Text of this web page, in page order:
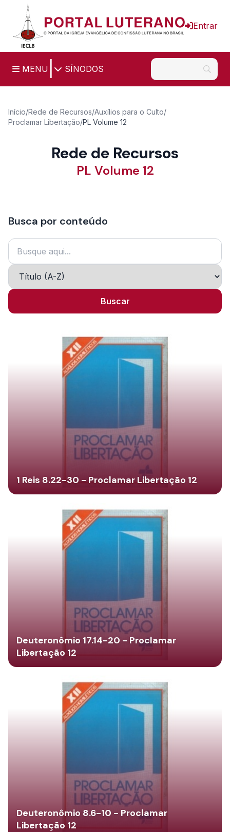
Ir para o conteúdo principal
Entrar
MENU SÍNODOS
Início/Rede de Recursos/Auxílios para o Culto/
Proclamar Libertação/PL Volume 12
Rede de Recursos
PL Volume 12
Busca por conteúdo
Buscar
1 Reis 8.22-30 - Proclamar Libertação 12
Deuteronômio 17.14-20 - Proclamar
Libertação 12
Deuteronômio 8.6-10 - Proclamar
Libertação 12